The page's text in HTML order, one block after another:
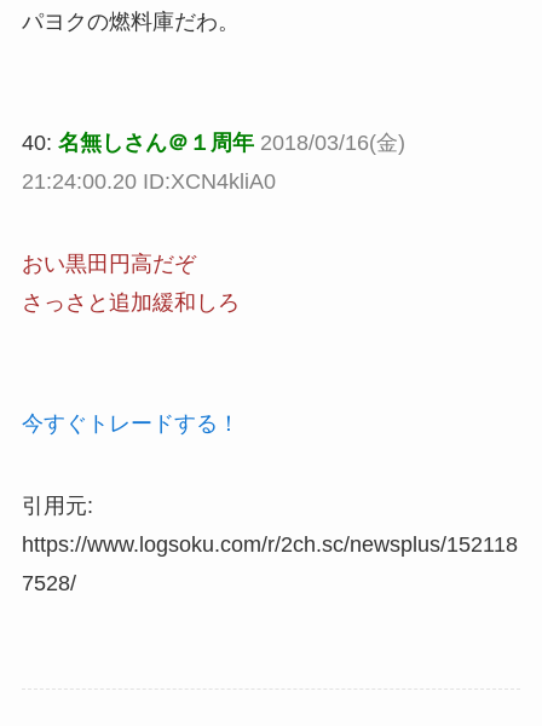
パヨクの燃料庫だわ。
40: 名無しさん＠１周年 2018/03/16(金)
21:24:00.20 ID:XCN4kliA0
おい黒田円高だぞ
さっさと追加緩和しろ
今すぐトレードする！
引用元:
https://www.logsoku.com/r/2ch.sc/newsplus/152118
7528/